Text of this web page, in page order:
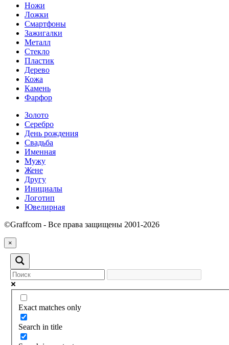
Ножи
Ложки
Смартфоны
Зажигалки
Металл
Стекло
Пластик
Дерево
Кожа
Камень
Фарфор
Золото
Серебро
День рождения
Свадьба
Именная
Мужу
Жене
Другу
Инициалы
Логотип
Ювелирная
©Graffcom - Все права защищены 2001-2026
×
Exact matches only
Search in title